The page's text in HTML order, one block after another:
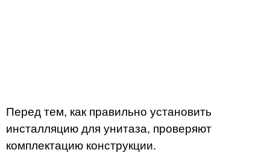
Перед тем, как правильно установить
инсталляцию для унитаза, проверяют
комплектацию конструкции.